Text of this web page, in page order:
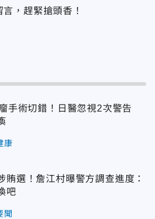
，趕緊搶頭香！
手術切錯！日醫忽視2次警告
康
賄選！詹江村曝警方調查進度：
吧
聞